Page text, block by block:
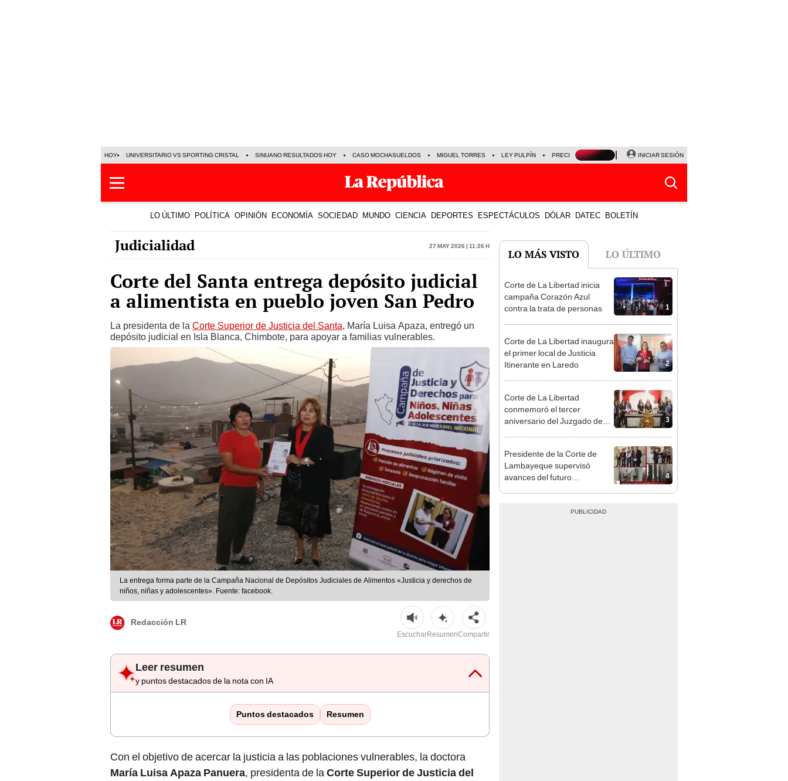
HOY UNIVERSITARIO VS SPORTING CRISTAL SINUANO RESULTADOS HOY CASO MOCHASUELDOS MIGUEL TORRES LEY PULPÍN PRECIO DEL DÓLAR CORTE DE LUZ VIERNES 7 DE AGOSTO
INICIAR SESIÓN
LO ÚLTIMO POLÍTICA OPINIÓN ECONOMÍA SOCIEDAD MUNDO CIENCIA DEPORTES ESPECTÁCULOS DÓLAR DATEC BOLETÍN
Judicialidad 27 May 2026 | 11:26 h
Corte del Santa entrega depósito judicial
a alimentista en pueblo joven San Pedro
La presidenta de la Corte Superior de Justicia del Santa, María Luisa Apaza, entregó un
depósito judicial en Isla Blanca, Chimbote, para apoyar a familias vulnerables.
La entrega forma parte de la Campaña Nacional de Depósitos Judiciales de Alimentos «Justicia y derechos de
niños, niñas y adolescentes». Fuente: facebook.
Redacción LR
EscucharResumenCompartir
Leer resumen
y puntos destacados de la nota con IA
Puntos destacados Resumen
Con el objetivo de acercar la justicia a las poblaciones vulnerables, la doctora
María Luisa Apaza Panuera, presidenta de laCorte Superior de Justicia del
LO MÁS VISTO LO ÚLTIMO
1
Corte de La Libertad inicia
campaña Corazón Azul
contra la trata de personas
2
Corte de La Libertad inaugura
el primer local de Justicia
Itinerante en Laredo
3
Corte de La Libertad
conmemoró el tercer
aniversario del Juzgado de
4
Presidente de la Corte de
Lambayeque supervisó
avances del futuro